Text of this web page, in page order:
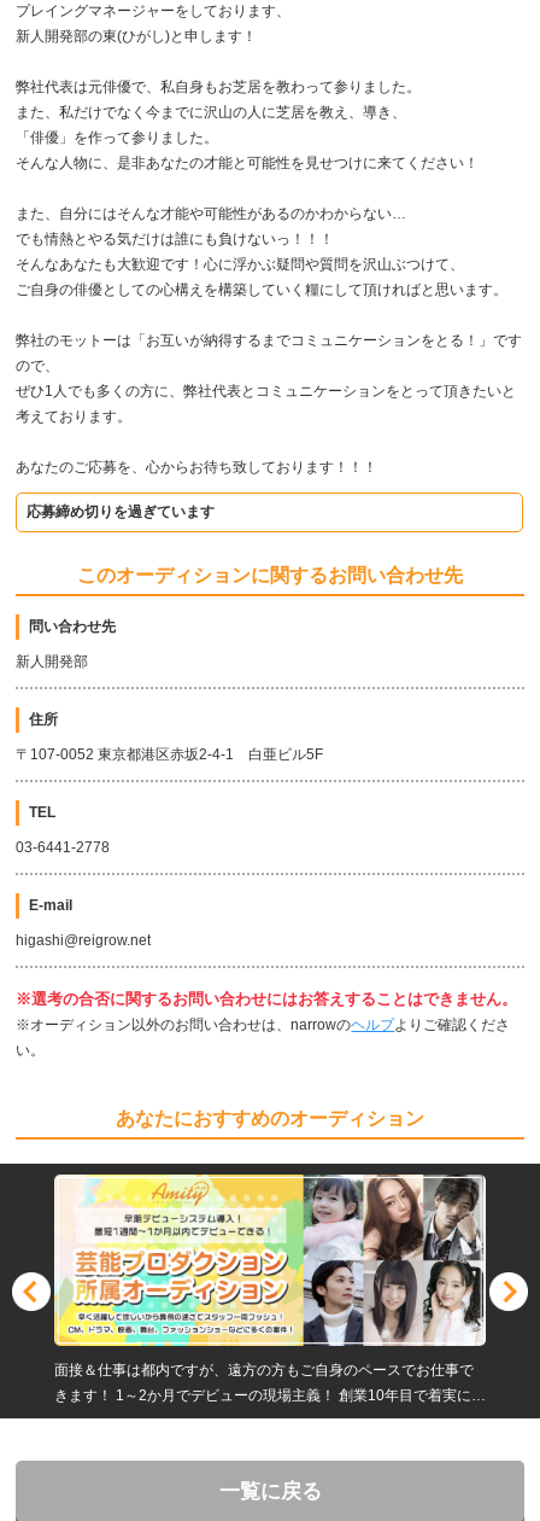
プレイングマネージャーをしております、
新人開発部の東(ひがし)と申します！
弊社代表は元俳優で、私自身もお芝居を教わって参りました。
また、私だけでなく今までに沢山の人に芝居を教え、導き、
「俳優」を作って参りました。
そんな人物に、是非あなたの才能と可能性を見せつけに来てください！
また、自分にはそんな才能や可能性があるのかわからない…
でも情熱とやる気だけは誰にも負けないっ！！！
そんなあなたも大歓迎です！心に浮かぶ疑問や質問を沢山ぶつけて、
ご自身の俳優としての心構えを構築していく糧にして頂ければと思います。
弊社のモットーは「お互いが納得するまでコミュニケーションをとる！」です
ので、
ぜひ1人でも多くの方に、弊社代表とコミュニケーションをとって頂きたいと
考えております。
あなたのご応募を、心からお待ち致しております！！！
応募締め切りを過ぎています
このオーディションに関するお問い合わせ先
問い合わせ先
新人開発部
住所
〒107-0052 東京都港区赤坂2-4-1 白亜ビル5F
TEL
03-6441-2778
E-mail
higashi@reigrow.net
※選考の合否に関するお問い合わせにはお答えすることはできません。
※オーディション以外のお問い合わせは、narrowのヘルプよりご確認くださ
い。
あなたにおすすめのオーディション
面接＆仕事は都内ですが、遠方の方もご自身のペースでお仕事で
きます！ 1～2か月でデビューの現場主義！ 創業10年目で着実に成
長しており、ジャンル、レベル幅広く拡大中！
一覧に戻る